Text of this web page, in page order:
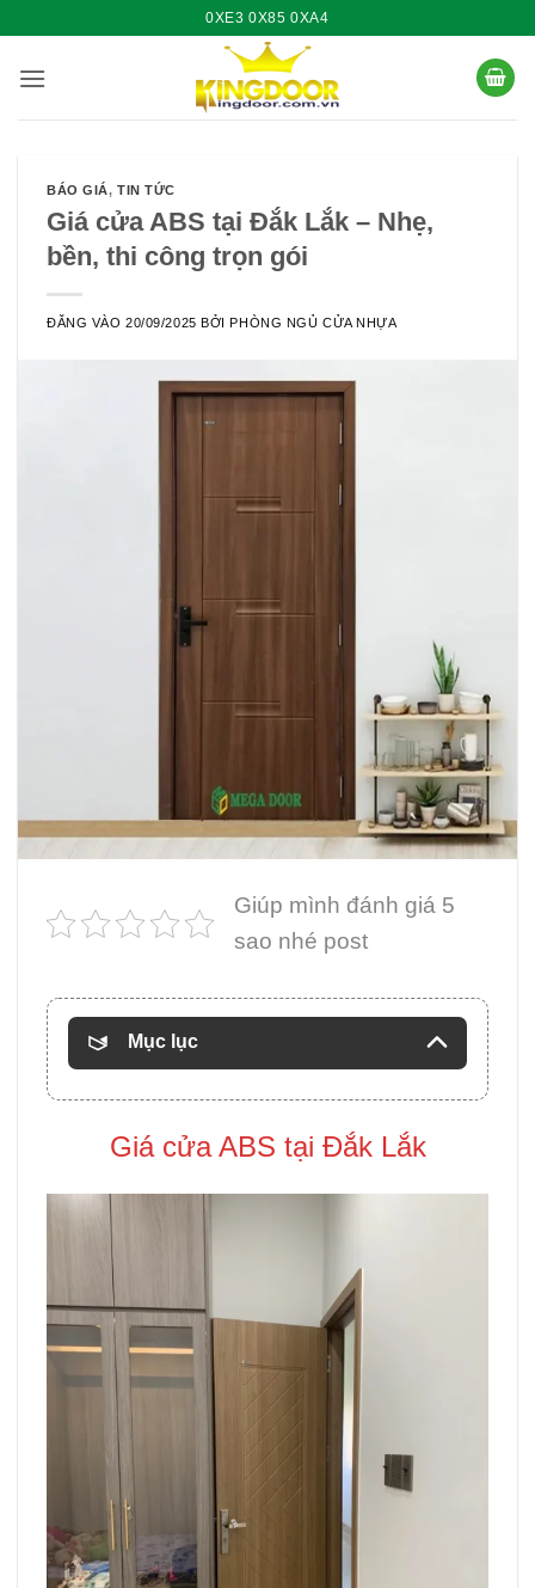
nội
0XE3 0X85 0XA4
BÁO GIÁ,TIN TỨC
Giá cửa ABS tại Đắk Lắk – Nhẹ,
bền, thi công trọn gói
ĐĂNG VÀO20/09/2025 BỞIPHÒNG NGỦ CỬA NHỰA
Giúp mình đánh giá 5
sao nhé post
Mục lục
Giá cửa ABS tại Đắk Lắk